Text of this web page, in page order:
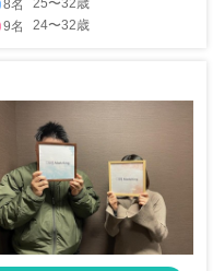
8名
25〜32歳
9名
24〜32歳